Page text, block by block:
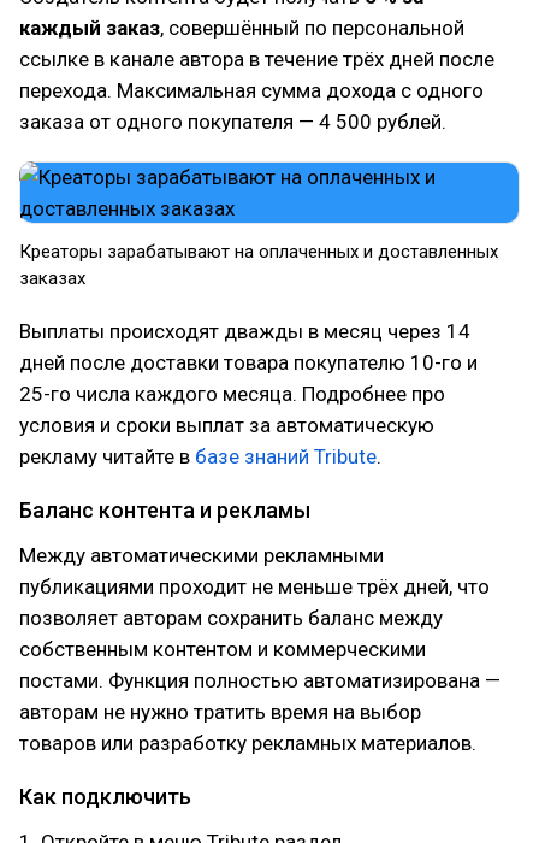
каждый заказ, совершённый по персональной
ссылке в канале автора в течение трёх дней после
перехода. Максимальная сумма дохода с одного
заказа от одного покупателя — 4 500 рублей.
Креаторы зарабатывают на оплаченных и доставленных
заказах
Выплаты происходят дважды в месяц через 14
дней после доставки товара покупателю 10-го и
25-го числа каждого месяца. Подробнее про
условия и сроки выплат за автоматическую
рекламу читайте в базе знаний Tribute.
Баланс контента и рекламы
Между автоматическими рекламными
публикациями проходит не меньше трёх дней, что
позволяет авторам сохранить баланс между
собственным контентом и коммерческими
постами. Функция полностью автоматизирована —
авторам не нужно тратить время на выбор
товаров или разработку рекламных материалов.
Как подключить